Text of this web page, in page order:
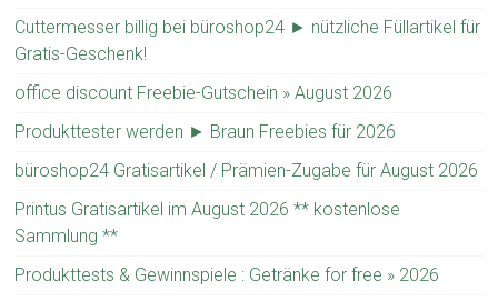
Cuttermesser billig bei büroshop24 ► nützliche Füllartikel für
Gratis-Geschenk!
office discount Freebie-Gutschein » August 2026
Produkttester werden ► Braun Freebies für 2026
büroshop24 Gratisartikel / Prämien-Zugabe für August 2026
Printus Gratisartikel im August 2026 ** kostenlose
Sammlung **
Produkttests & Gewinnspiele : Getränke for free » 2026